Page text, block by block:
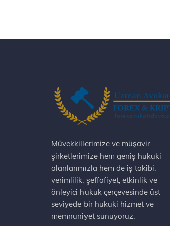
Müvekkillerimize ve müşavir
şirketlerimize hem geniş hukuki
alanlarımızla hem de iş takibi,
verimlilik, şeffafiyet, etkinlik ve
önleyici hukuk çerçevesinde üst
seviyede bir hukuki hizmet ve
memnuniyet sunuyoruz.